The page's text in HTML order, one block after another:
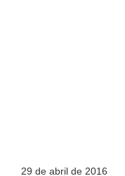
29 de abril de 2016